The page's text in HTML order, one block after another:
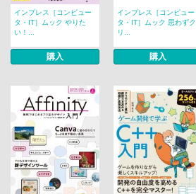
インプレス［コンピュー
タ・IT］ムック やりた
い！...
購入
インプレス［コンピュー
タ・IT］ムック 思わずク
リ...
購入